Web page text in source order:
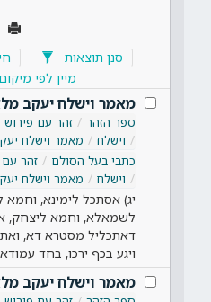
סנן תוצאות
מיין לפי
מאמר וישלח יעקב
ספר הזהר זהר עם פירוש
וישלח
מאמר וישלח
כתבי בעל הסולם
זהר
וישלח
מאמר וישלח
יג) אסתכל לימינא,
לשמאלא, וחמא ליצחק,
דאתכליל מסטרא דא,
ויגע בכף ירכו, בחד
מאמר וישלח יעקב